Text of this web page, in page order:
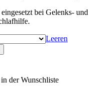
bei Gelenks- und
Leeren
der Wunschliste